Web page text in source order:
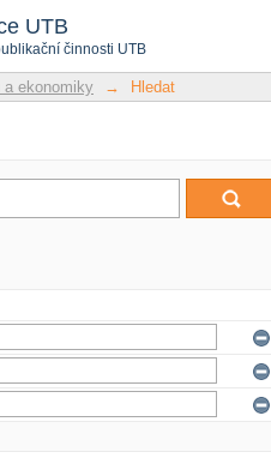
UTB
činnosti UTB
a ekonomiky → Hledat